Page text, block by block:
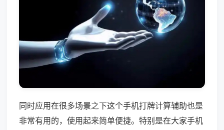
同时应用在很多场景之下这个手机打牌计算辅助也是
非常有用的，使用起来简单便捷。特别是在大家手机